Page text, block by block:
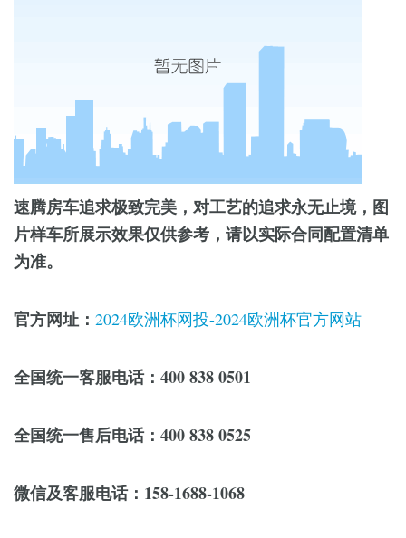
速腾房车追求极致完美，对工艺的追求永无止境，图
片样车所展示效果仅供参考，请以实际合同配置清单
为准。
官方网址： 2024欧洲杯网投-2024欧洲杯官方网站
全国统一客服电话：400 838 0501
全国统一售后电话：400 838 0525
微信及客服电话：158-1688-1068